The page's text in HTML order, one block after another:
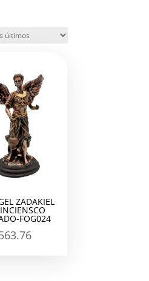
ZADAKIEL
FOG024